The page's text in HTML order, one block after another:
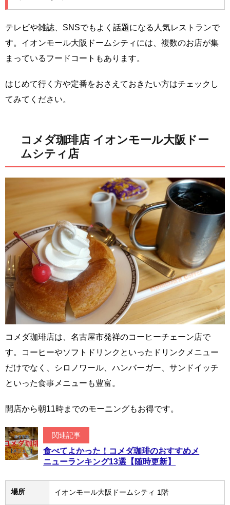
テレビや雑誌、SNSでもよく話題になる人気レストランで
す。イオンモール大阪ドームシティには、複数のお店が集
まっているフードコートもあります。
はじめて行く方や定番をおさえておきたい方はチェックし
てみてください。
コメダ珈琲店 イオンモール大阪ドー
ムシティ店
コメダ珈琲店は、名古屋市発祥のコーヒーチェーン店で
す。コーヒーやソフトドリンクといったドリンクメニュー
だけでなく、シロノワール、ハンバーガー、サンドイッチ
といった食事メニューも豊富。
開店から朝11時までのモーニングもお得です。
関連記事
食べてよかった！コメダ珈琲のおすすめメ
ニューランキング13選【随時更新】
場所 イオンモール大阪ドームシティ 1階